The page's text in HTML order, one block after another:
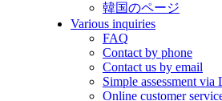
韓国のページ
Various inquiries
FAQ
Contact by phone
Contact us by email
Simple assessment via
Online customer